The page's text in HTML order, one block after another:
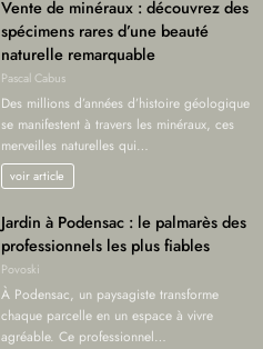
Vente de minéraux : découvrez des
spécimens rares d’une beauté
naturelle remarquable
Pascal Cabus
Des millions d’années d’histoire géologique
se manifestent à travers les minéraux, ces
merveilles naturelles qui…
voir article
Jardin à Podensac : le palmarès des
professionnels les plus fiables
Povoski
À Podensac, un paysagiste transforme
chaque parcelle en un espace à vivre
agréable. Ce professionnel…